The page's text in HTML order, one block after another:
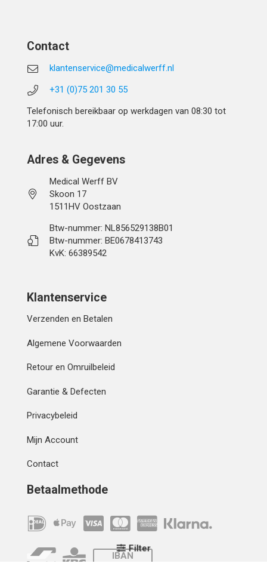
Filter
Contact
klantenservice@medicalwerff.nl
+31 (0)75 201 30 55
Telefonisch bereikbaar op werkdagen van 08:30 tot
17:00 uur.
Adres & Gegevens
Medical Werff BV
Skoon 17
1511HV Oostzaan
Btw-nummer: NL856529138B01
Btw-nummer: BE0678413743
KvK: 66389542
Klantenservice
Verzenden en Betalen
Algemene Voorwaarden
Retour en Omruilbeleid
Garantie & Defecten
Privacybeleid
Mijn Account
Contact
Betaalmethode
IBAN